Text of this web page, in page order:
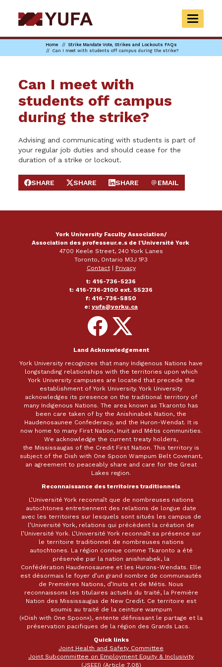
to
main
TOGGLE
Home
Strike Mandate Vote, Strikes and Lockouts FAQs
Can I meet with students off campus during the strike?
Can I meet with
students off campus
during the strike?
Advising and communicating with students is part of
your regular job duties and should cease for the
duration of a strike or lockout.
SHARE ON FACEBOOK
SHARE
SHARE ON X
SHARE
SHARE ON LINKEDIN
SHARE
SEND EMAIL
EMAIL
York University Faculty Association/
Association des professeur.e.s de l'Université York
4700 Keele Street, 240 York Lanes
Toronto, Ontario M3J 1P3
Contact|
Privacy
t: 416-736-5236
t: 416-736-2100 ext. 55236
f: 416-736-5850
e: yufa@yorku.ca
Follow
on
Facebook
Follow
on
X
Land Acknowledgement
York University recognizes that many Indigenous Nations have
longstanding relationships with the territories upon which
York University campuses are located that precede the
establishment of York University. York University
acknowledges its presence on the traditional territory of
many Indigenous Nations. The area known as Tkaronto has
been care taken of by the Anishinabek Nation, the
Haudenosaunee Confederacy, and the Huron-Wendat. It is
now home to many First Nation, Inuit and Métis communities.
We acknowledge the current treaty holders,
the Mississaugas of the Credit First Nation. This territory is
subject of the Dish with One Spoon Wampum Belt Covenant,
an agreement to peaceably share and care for the Great
Lakes region.
Reconnaissance des territoires traditionnels
L’Université York reconnaît que de nombreuses nations
autochtones entretiennent des relations de longue date
avec les territoires sur lesquels sont situés les campus de
l’Université York, relations qui précèdent la création de
l’Université York. L’Université York reconnaît sa présence sur
le territoire traditionnel de nombreuses nations
autochtones. La région connue comme Tkaronto a été
préservée par la nation anishinabek, la
Confédération Haudenosaunee et les Hurons-Wendats. Elle
est désormais le foyer d’un grand nombre de communautés
de Premières Nations, d’Inuits et de Métis. Nous
reconnaissons les titulaires actuels du traité, la Première
Nation des Mississaugas de New Credit. Ce territoire est
soumis au traité de la ceinture wampum
(«Dish with One Spoon»), entente définissant le partage et la
préservation pacifiques de la région des Grands Lacs.
Quick links
Joint Health and Safety Committee
Joint Subcommittee on Employment Equity & Inclusivity
(JSEEI) (Article 7.08)